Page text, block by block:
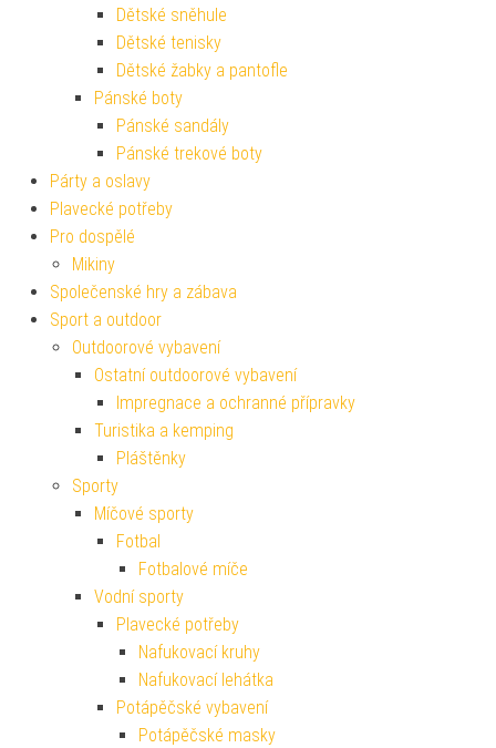
Dětské sněhule
Dětské tenisky
Dětské žabky a pantofle
Pánské boty
Pánské sandály
Pánské trekové boty
Párty a oslavy
Plavecké potřeby
Pro dospělé
Mikiny
Společenské hry a zábava
Sport a outdoor
Outdoorové vybavení
Ostatní outdoorové vybavení
Impregnace a ochranné přípravky
Turistika a kemping
Pláštěnky
Sporty
Míčové sporty
Fotbal
Fotbalové míče
Vodní sporty
Plavecké potřeby
Nafukovací kruhy
Nafukovací lehátka
Potápěčské vybavení
Potápěčské masky